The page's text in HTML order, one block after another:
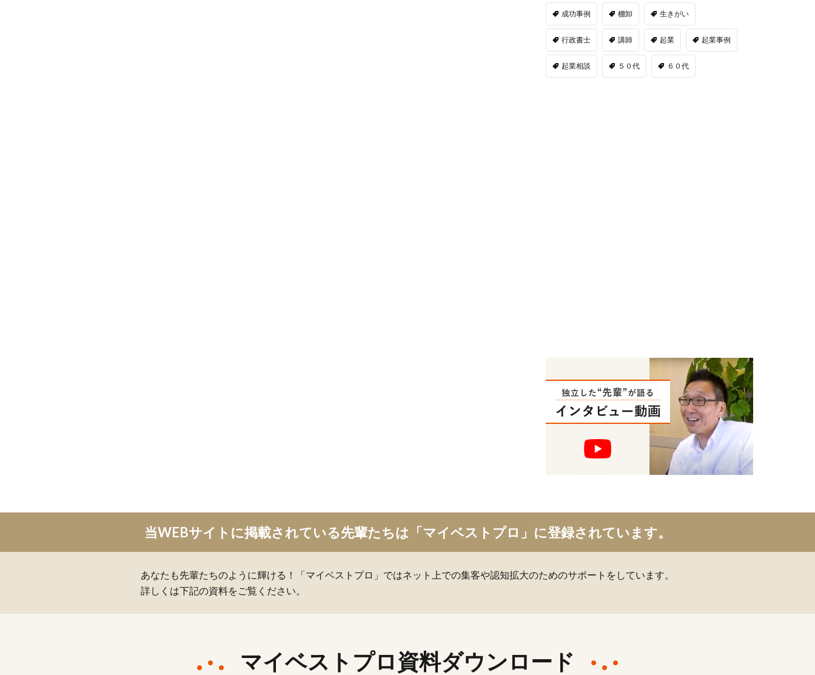
成功事例 棚卸 生きがい
行政書士 講師 起業 起業事例
起業相談 ５０代 ６０代
当WEBサイトに掲載されている先輩たちは「マイベストプロ」に登録されています。
あなたも先輩たちのように輝ける！「マイベストプロ」ではネット上での集客や認知拡大のためのサポートをしています。
詳しくは下記の資料をご覧ください。
マイベストプロ資料ダウンロード